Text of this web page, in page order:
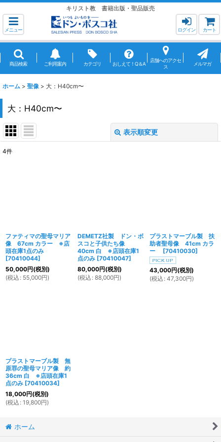
キリスト教 書籍出版・聖品販売
メニュー ログイン カート
商品検索 ご利用案内 カテゴリ おしえて！Q＆A
店舗へのアクセ
ス
メルマガ
ホーム > 聖像 > 大：H40cm〜
大：H40cm〜
表示順変更
4件
ファティマの聖母マリア
像 67cm カラー ※店
頭在庫1点のみ
[70410044]
50,000円(税別)
(税込 : 55,000円)
DEMETZ社製 ドン・ボ
スコと子供たち像
40cm 白 ※店頭在庫1
点のみ [70410047]
80,000円(税別)
(税込 : 88,000円)
プラストマーブル製 扶
助者聖母像 41cm カラ
ー
[70410030]
43,000円(税別)
(税込 : 47,300円)
プラストマーブル製 無
原罪の聖母マリア像 約
36cm 白 ※店頭在庫1
点のみ [70410034]
18,000円(税別)
(税込 : 19,800円)
ホーム